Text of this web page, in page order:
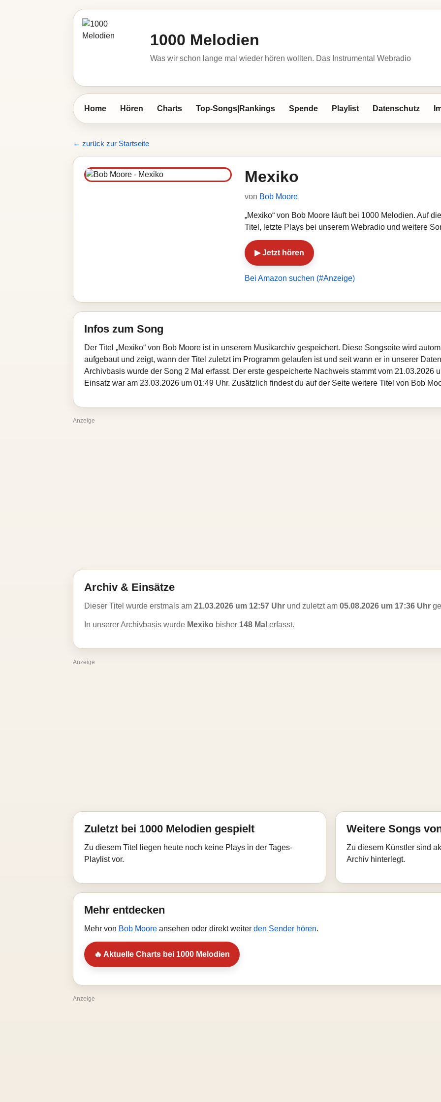
1000 Melodien
Was wir schon lange mal wieder hören wollten. Das Instrumental Webradio
Home Hören Charts Top-Songs|Rankings Spende Playlist Datenschutz
← zurück zur Startseite
Mexiko
von Bob Moore
„Mexiko“ von Bob Moore läuft bei 1000 Melodien. Auf
Titel, letzte Plays bei unserem Webradio und weitere
▶ Jetzt hören
Bei Amazon suchen (#Anzeige)
Infos zum Song
Der Titel „Mexiko“ von Bob Moore ist in unserem Musikarchiv gespeichert. Diese Songseite wird
aufgebaut und zeigt, wann der Titel zuletzt im Programm gelaufen ist und seit wann er in unserer
Archivbasis wurde der Song 2 Mal erfasst. Der erste gespeicherte Nachweis stammt vom 21.03.2026
Einsatz war am 23.03.2026 um 01:49 Uhr. Zusätzlich findest du auf der Seite weitere Titel von Bob
Anzeige
Archiv & Einsätze
Dieser Titel wurde erstmals am 21.03.2026 um 12:57 Uhr und zuletzt am 05.08.2026 um 17:36 Uhr
In unserer Archivbasis wurde Mexiko bisher 148 Mal erfasst.
Anzeige
Zuletzt bei 1000 Melodien gespielt
Zu diesem Titel liegen heute noch keine Plays in der Tages-
Playlist vor.
Weitere Songs
Zu diesem Künstler sind
Archiv hinterlegt.
Mehr entdecken
Mehr von Bob Moore ansehen oder direkt weiter den Sender hören.
🔥 Aktuelle Charts bei 1000 Melodien
Anzeige